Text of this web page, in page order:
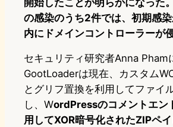
開始したことが明らかになった
の感染のうち2件では、初期感
内にドメインコントローラーが
セキュリティ研究者Anna Pham
GootLoaderは現在、カスタム
とグリフ置換を利用してファイ
し、WordPressのコメントエン
用してXOR暗号化されたZIPペ